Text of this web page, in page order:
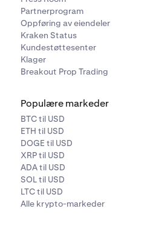
spotposisjon med
som åpningsordren. Hvis
transaksjon med større
med margin, vil du
alle åpne posisjoner for et
som beløp for en ordre for
kan være nyttig for å lukke
margin for et spesifikt par
for et spesifikt
når posisjonsstørrelsen
små gjenværende volumer
margin.
Partnerprogram
Oppføring av eiendeler
Kraken Status
Kundestøttesenter
Klager
Breakout Prop Trading
Populære markeder
BTC til USD
ETH til USD
DOGE til USD
XRP til USD
ADA til USD
SOL til USD
LTC til USD
Alle krypto-markeder